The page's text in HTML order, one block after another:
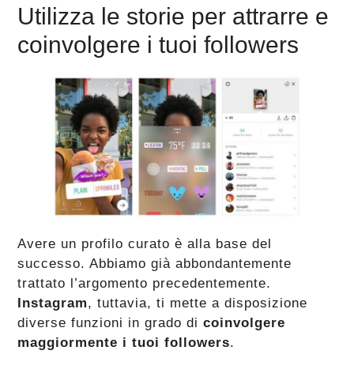
Utilizza le storie per attrarre e
coinvolgere i tuoi followers
Avere un profilo curato è alla base del
successo. Abbiamo già abbondantemente
trattato l’argomento precedentemente.
Instagram, tuttavia, ti mette a disposizione
diverse funzioni in grado dicoinvolgere
maggiormente i tuoi followers.